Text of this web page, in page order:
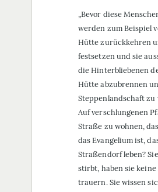
„Bevor diese
werden zum Beispiel
Hütte zurückkehren
festsetzen und sie
die Hinterbliebenen
Hütte abzubrennen
Steppenlandschaft
Auf verschlungenen
Straße zu wohnen,
das Evangelium ist,
Straßendorf leben?
stirbt, haben sie
trauern. Sie wissen